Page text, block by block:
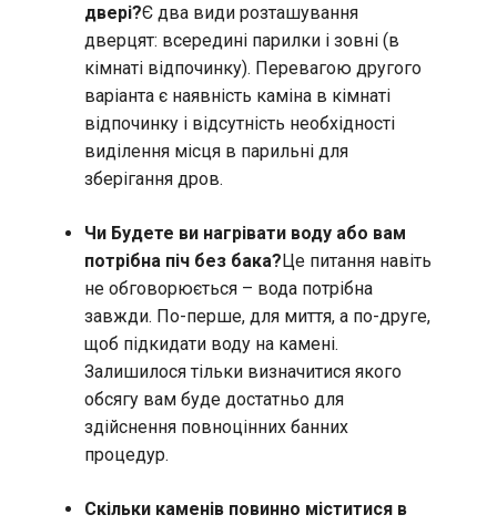
двері?Є два види розташування
дверцят: всередині парилки і зовні (в
кімнаті відпочинку). Перевагою другого
варіанта є наявність каміна в кімнаті
відпочинку і відсутність необхідності
виділення місця в парильні для
зберігання дров.
Чи Будете ви нагрівати воду або вам
потрібна піч без бака?Це питання навіть
не обговорюється – вода потрібна
завжди. По-перше, для миття, а по-друге,
щоб підкидати воду на камені.
Залишилося тільки визначитися якого
обсягу вам буде достатньо для
здійснення повноцінних банних
процедур.
Скільки каменів повинно міститися в